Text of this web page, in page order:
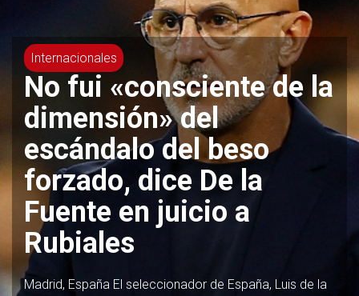
Internacionales
Mbappé, Bellingham,
Alaba… Ocho bajas en
la convocatoria del Real
Madrid ante el Leganés
Madrid, España Thibaut Courtois, Dani Carvajal, Éder
Militao, David Alaba, Antonio Rüdiger, Eduardo
Camavinga, Jude Bellingham y Kylian